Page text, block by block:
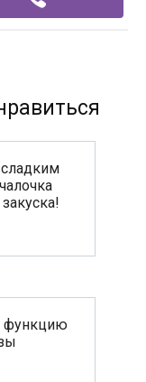
функцию